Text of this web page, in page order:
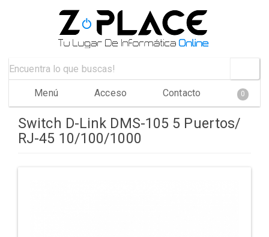
Menú Acceso Contacto 0
Switch D-Link DMS-105 5 Puertos/
RJ-45 10/100/1000